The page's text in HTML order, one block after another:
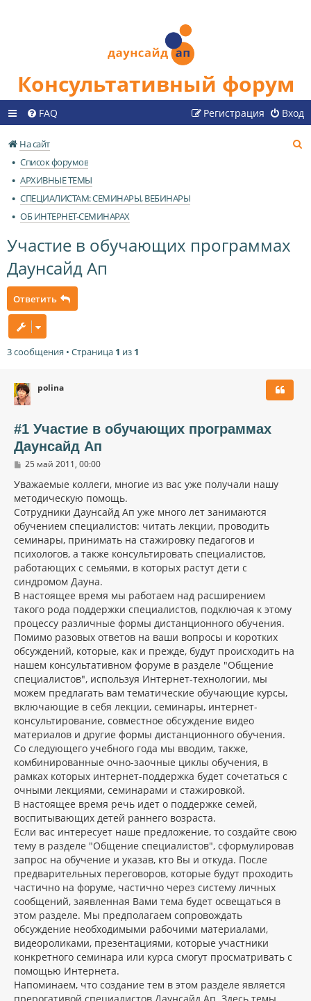
Консультативный форум
FAQ Вход
Регистрация
На сайт
Список форумов
АРХИВНЫЕ ТЕМЫ
СПЕЦИАЛИСТАМ: СЕМИНАРЫ, ВЕБИНАРЫ
ОБ ИНТЕРНЕТ-СЕМИНАРАХ
Участие в обучающих программах
Даунсайд Ап
Ответить
3 сообщения • Страница 1 из 1
polina
#1 Участие в обучающих программах
Даунсайд Ап
С
о
щ
е
н
и
е
25 май 2011, 00:00
Уважаемые коллеги, многие из вас уже получали нашу
методическую помощь.
Сотрудники Даунсайд Ап уже много лет занимаются
обучением специалистов: читать лекции, проводить
семинары, принимать на стажировку педагогов и
психологов, а также консультировать специалистов,
работающих с семьями, в которых растут дети с
синдромом Дауна.
В настоящее время мы работаем над расширением
такого рода поддержки специалистов, подключая к этому
процессу различные формы дистанционного обучения.
Помимо разовых ответов на ваши вопросы и коротких
обсуждений, которые, как и прежде, будут происходить на
нашем консультативном форуме в разделе "Общение
специалистов", используя Интернет-технологии, мы
можем предлагать вам тематические обучающие курсы,
включающие в себя лекции, семинары, интернет-
консультирование, совместное обсуждение видео
материалов и другие формы дистанционного обучения.
Со следующего учебного года мы вводим, также,
комбинированные очно-заочные циклы обучения, в
рамках которых интернет-поддержка будет сочетаться с
очными лекциями, семинарами и стажировкой.
В настоящее время речь идет о поддержке семей,
воспитывающих детей раннего возраста.
Если вас интересует наше предложение, то создайте свою
тему в разделе "Общение специалистов", сформулировав
запрос на обучение и указав, кто Вы и откуда. После
предварительных переговоров, которые будут проходить
частично на форуме, частично через систему личных
сообщений, заявленная Вами тема будет освещаться в
этом разделе. Мы предполагаем сопровождать
обсуждение необходимыми рабочими материалами,
видеороликами, презентациями, которые участники
конкретного семинара или курса смогут просматривать с
помощью Интернета.
Напоминаем, что создание тем в этом разделе является